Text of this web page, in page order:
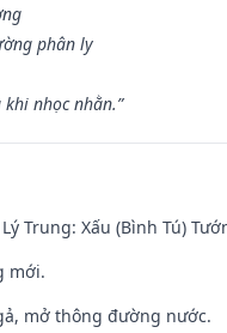
phân ly
nhọc nhằn.”
Trung: Xấu (Bình Tú)
mới.
mở thông đường nước.